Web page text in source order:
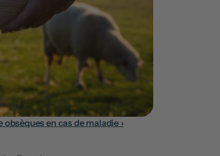
en cas de maladie ›